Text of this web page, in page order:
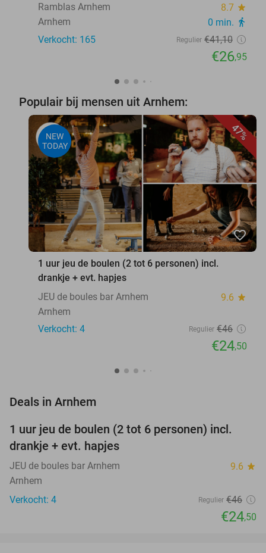
Ramblas Arnhem
8.7 star
Arnhem 0 min. directions_walk
Verkocht: 165 Regulier €41,10
€26,95
Populair bij mensen uit Arnhem:
47%
NEW
TODAY
favorite_border
1 uur jeu de boulen (2 tot 6 personen) incl.
drankje + evt. hapjes
JEU de boules bar Arnhem
9.6 star
Arnhem
Verkocht: 4
Regulier €46
€24,50
Deals in Arnhem
47%
NEW
TODAY
1 uur jeu de boulen (2 tot 6 personen) incl.
drankje + evt. hapjes
JEU de boules bar Arnhem 9.6 star
Arnhem
Verkocht: 4
Regulier €46
€24,50